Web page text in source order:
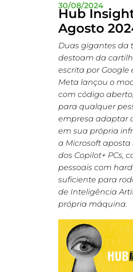
30/08/2024
Hub
Agosto
Duas gigantes da
destoam da
escrita por Google
Meta lançou o
com código
para qualquer
empresa adaptar
em sua própria
a Microsoft
dos Copilot+ PCs,
pessoais com
suficiente para
de Inteligência
própria máquina.